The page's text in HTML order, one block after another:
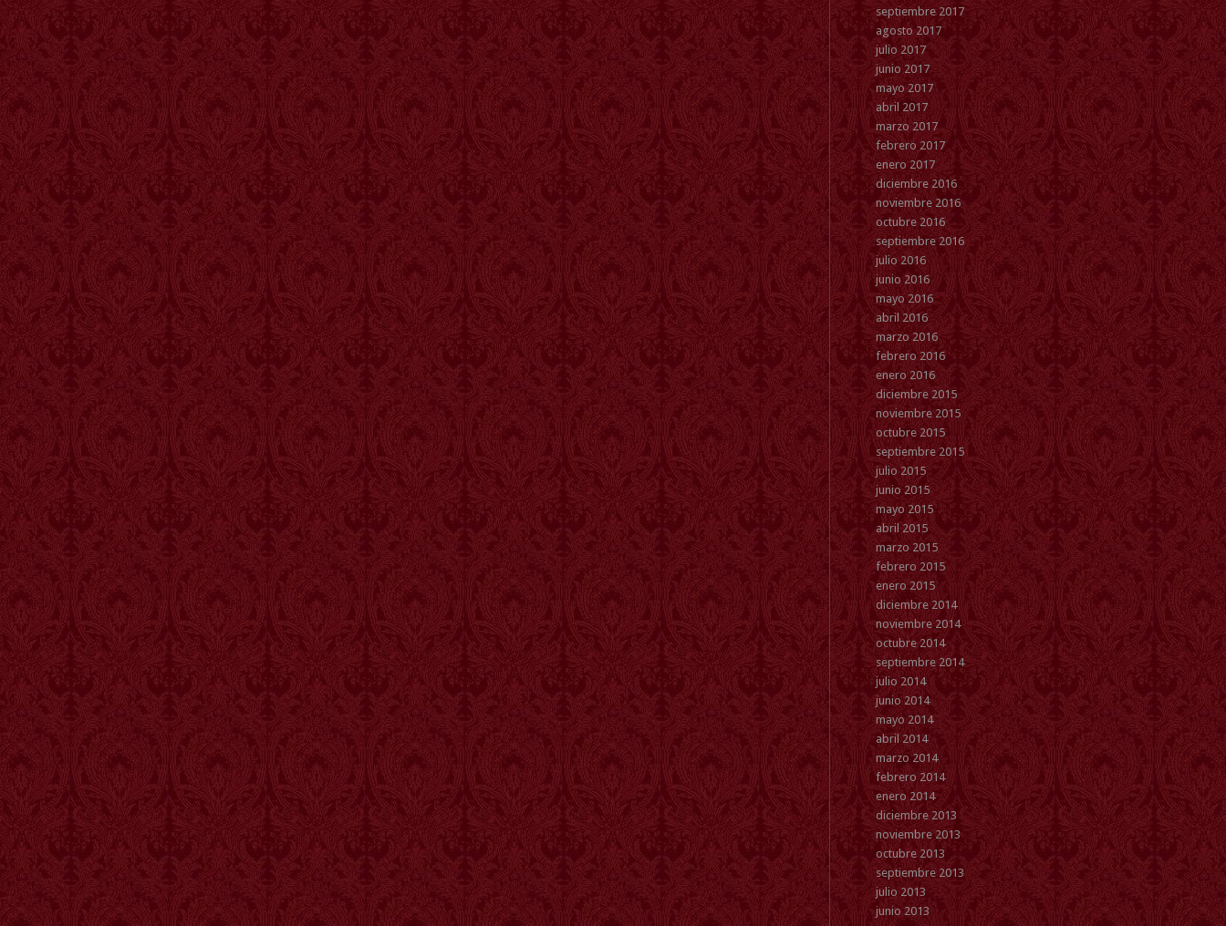
septiembre 2017
agosto 2017
julio 2017
junio 2017
mayo 2017
abril 2017
marzo 2017
febrero 2017
enero 2017
diciembre 2016
noviembre 2016
octubre 2016
septiembre 2016
julio 2016
junio 2016
mayo 2016
abril 2016
marzo 2016
febrero 2016
enero 2016
diciembre 2015
noviembre 2015
octubre 2015
septiembre 2015
julio 2015
junio 2015
mayo 2015
abril 2015
marzo 2015
febrero 2015
enero 2015
diciembre 2014
noviembre 2014
octubre 2014
septiembre 2014
julio 2014
junio 2014
mayo 2014
abril 2014
marzo 2014
febrero 2014
enero 2014
diciembre 2013
noviembre 2013
octubre 2013
septiembre 2013
julio 2013
junio 2013